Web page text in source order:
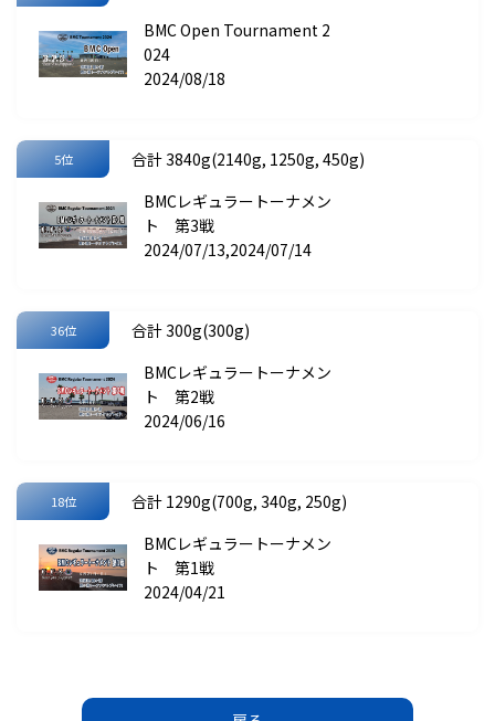
BMC Open Tournament 2
024
2024/08/18
5位
合計 3840g(2140g, 1250g, 450g)
BMCレギュラートーナメン
ト 第3戦
2024/07/13,2024/07/14
36位
合計 300g(300g)
BMCレギュラートーナメン
ト 第2戦
2024/06/16
18位
合計 1290g(700g, 340g, 250g)
BMCレギュラートーナメン
ト 第1戦
2024/04/21